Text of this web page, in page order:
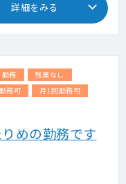
詳細をみる
勤務
残業なし
務可
月1回勤務可
めの勤務です